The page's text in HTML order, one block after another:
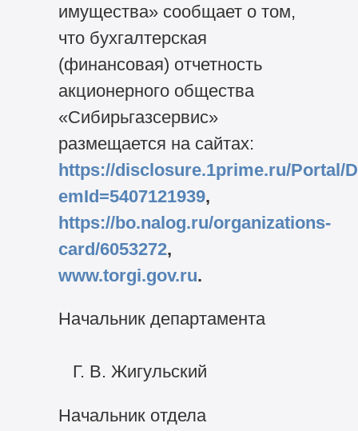
имущества» сообщает о том,
что бухгалтерская
(финансовая) отчетность
акционерного общества
«Сибирьгазсервис»
размещается на сайтах:
https://disclosure.1prime.ru/Portal/
emId=5407121939,
https://bo.nalog.ru/organizations-
card/6053272,
www.torgi.gov.ru.
Начальник департамента
Г. В. Жигульский
Начальник отдела